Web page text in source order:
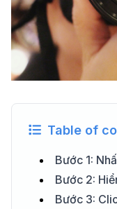
Table of
Bước 1:
Bước 2:
Bước 3: